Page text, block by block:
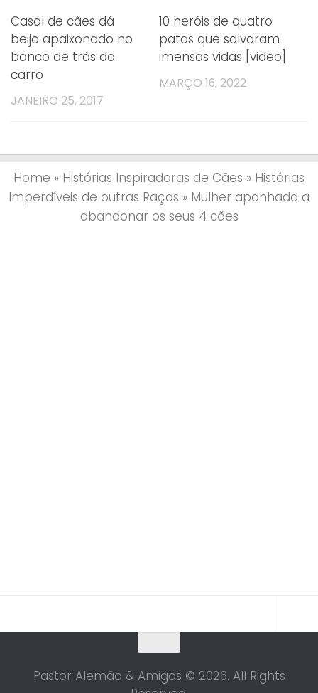
Casal de cães dá
beijo apaixonado no
banco de trás do
carro
JANEIRO 25, 2017
10 heróis de quatro
patas que salvaram
imensas vidas [video]
MARÇO 16, 2022
Home » Histórias Inspiradoras de Cães » Histórias
Imperdíveis de outras Raças » Mulher apanhada a
abandonar os seus 4 cães
Pastor Alemão & Amigos © 2026. All Rights